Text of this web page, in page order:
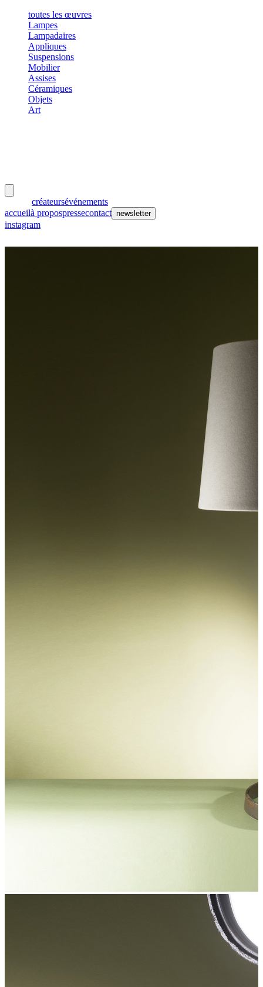
toutes les œuvres
Lampes
Lampadaires
Appliques
Suspensions
Mobilier
Assises
Céramiques
Objets
Art
créateursévénements
accueilà propospressecontact newsletter
instagram